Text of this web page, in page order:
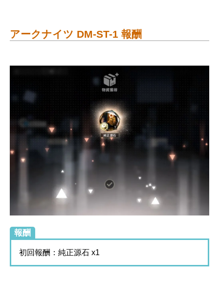
アークナイツ DM-ST-1 報酬
報酬
初回報酬：純正源石 x1